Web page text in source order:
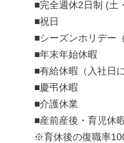
■完全週休2日制 (土
■祝日
■シーズンホリデー
■年末年始休暇
■有給休暇（入社日
■慶弔休暇
■介護休業
■産前産後・育児休
※育休後の復職率